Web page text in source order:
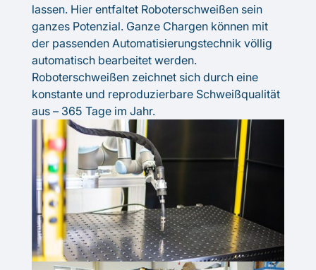
lassen. Hier entfaltet Roboterschweißen sein
ganzes Potenzial. Ganze Chargen können mit
der passenden Automatisierungstechnik völlig
automatisch bearbeitet werden.
Roboterschweißen zeichnet sich durch eine
konstante und reproduzierbare Schweißqualität
aus – 365 Tage im Jahr.